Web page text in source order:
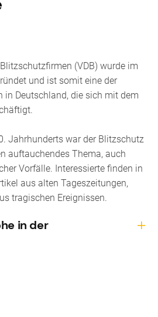
(VDB) wurde im
und ist somit eine der
in Deutschland, die sich mit dem
Jahrhunderts war der Blitzschutz
auftauchendes Thema, auch
Vorfälle. Interessierte finden in
aus alten Tageszeitungen,
tragischen Ereignissen.
in der